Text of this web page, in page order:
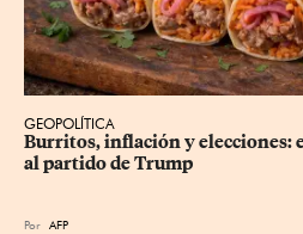
GEOPOLÍTICA
Burritos, inflación y elecciones:
al partido de Trump
Por AFP